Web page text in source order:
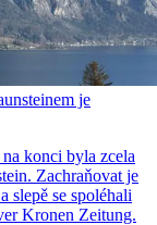
je
konci byla zcela
Zachraňovat je
slepě se spoléhali
Kronen Zeitung.